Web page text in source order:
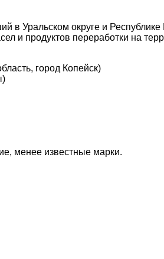
в Уральском округе и
и продуктов переработки на
город Копейск)
менее известные марки.